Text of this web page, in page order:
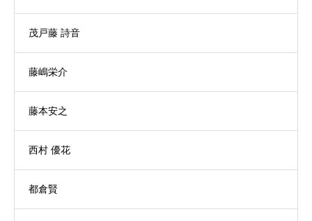
茂戸藤 詩音
藤嶋栄介
藤本安之
西村 優花
都倉賢